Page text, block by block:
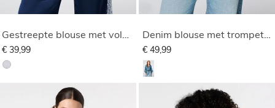
Gestreepte blouse met volants
€ 39,99
Denim blouse met trompetmouwen
€ 49,99